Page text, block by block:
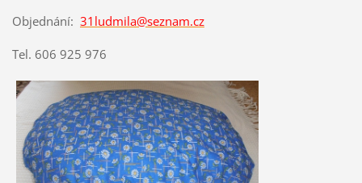
Objednání: 31ludmila@seznam.cz
Tel. 606 925 976